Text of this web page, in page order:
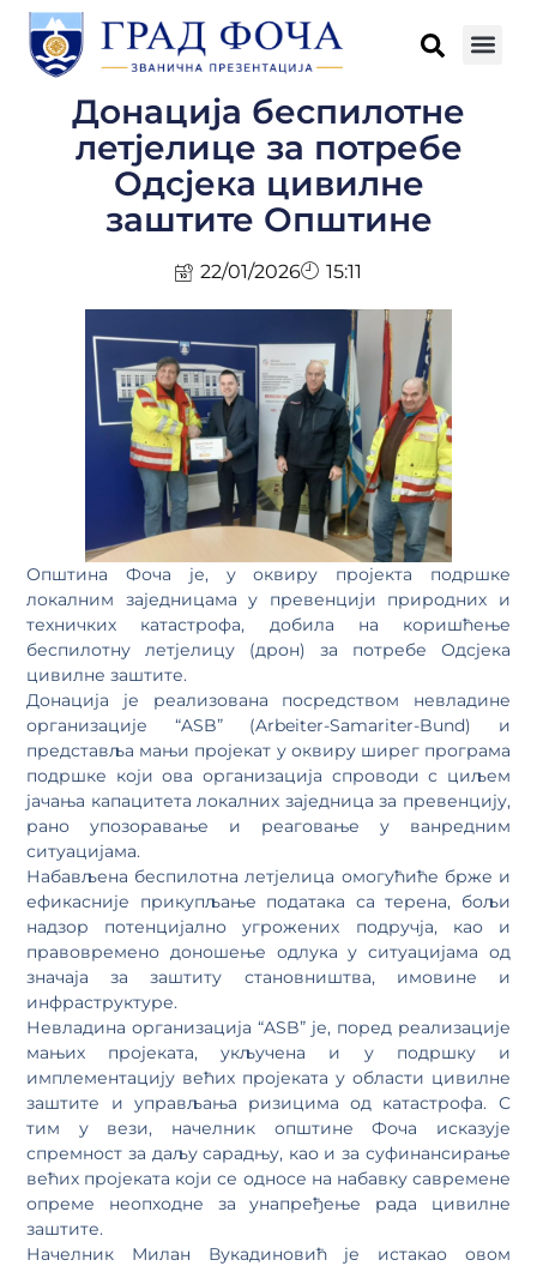
Донација беспилотне
летјелице за потребе
Одсјека цивилне
заштите Општине
22/01/2026 15:11
Општина Фоча је, у оквиру пројекта подршке
локалним заједницама у превенцији природних и
техничких катастрофа, добила на коришћење
беспилотну летјелицу (дрон) за потребе Одсјека
цивилне заштите.
Донација је реализована посредством невладине
организације “ASB” (Arbeiter-Samariter-Bund) и
представља мањи пројекат у оквиру ширег програма
подршке који ова организација спроводи с циљем
јачања капацитета локалних заједница за превенцију,
рано упозоравање и реаговање у ванредним
ситуацијама.
Набављена беспилотна летјелица омогућиће брже и
ефикасније прикупљање података са терена, бољи
надзор потенцијално угрожених подручја, као и
правовремено доношење одлука у ситуацијама од
значаја за заштиту становништва, имовине и
инфраструктуре.
Невладина организација “ASB” је, поред реализације
мањих пројеката, укључена и у подршку и
имплементацију већих пројеката у области цивилне
заштите и управљања ризицима од катастрофа. С
тим у вези, начелник општине Фоча исказује
спремност за даљу сарадњу, као и за суфинансирање
већих пројеката који се односе на набавку савремене
опреме неопходне за унапређење рада цивилне
заштите.
Начелник Милан Вукадиновић је истакао овом